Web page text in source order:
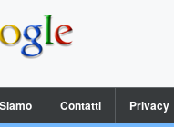
Contatti Privacy